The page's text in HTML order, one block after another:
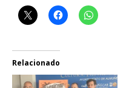
Relacionado